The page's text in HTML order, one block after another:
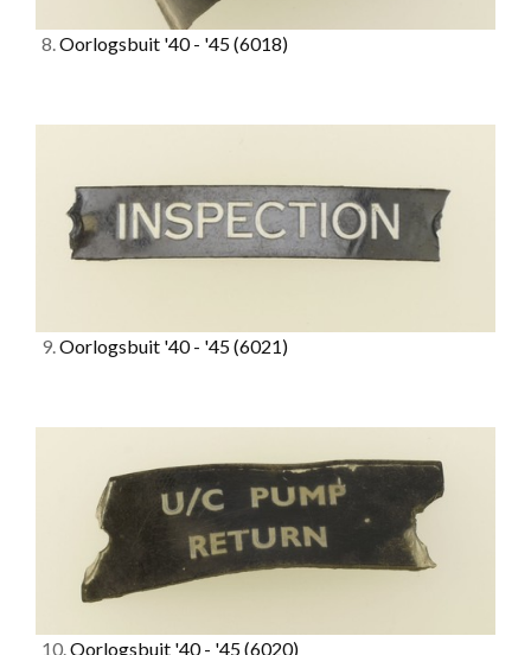
8.Oorlogsbuit '40 - '45(6018)
9.Oorlogsbuit '40 - '45(6021)
10.Oorlogsbuit '40 - '45(6020)